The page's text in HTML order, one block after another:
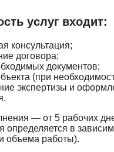
услуг входит:
консультация;
договора;
документов;
(при
экспертизы и
— от 5 рабочих
определяется в
объема работы).